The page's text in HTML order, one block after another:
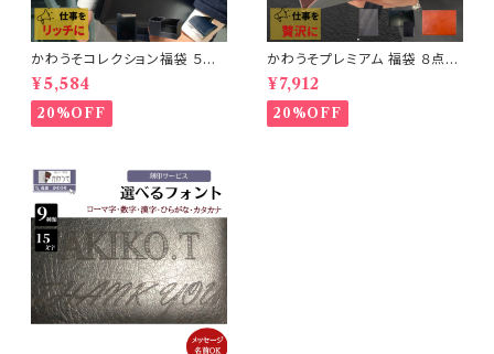
かわうそコレクション福袋 ５点
セット 文房具 大人 2025 できる
男 1万円相当 訳あり アウトレッ
ト ビジネス バッグ おしゃれ 高
級感 バインダー
¥5,584
20%OFF
かわうそプレミアム 福袋 ８点セ
ット 2024年 2万円相当 お得す
ぎる 豪華 メンズ 大人 ビジネス
文具 訳あり商品 8点入って超お
得
¥7,912
20%OFF